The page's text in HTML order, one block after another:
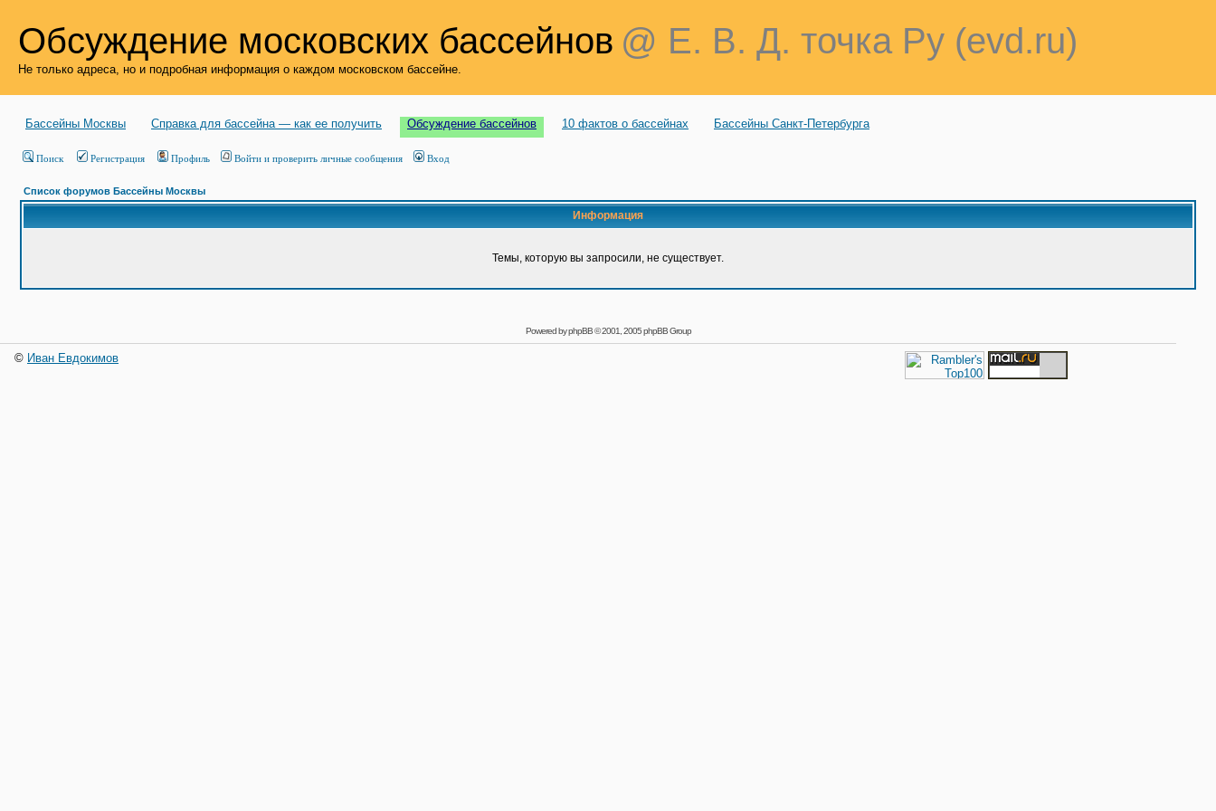
Обсуждение московских бассейнов @ Е. В. Д. точка Ру (evd.ru)
Не только адреса, но и подробная информация о каждом московском бассейне.
Бассейны Москвы Справка для бассейна — как ее получить Обсуждение бассейнов 10 фактов о бассейнах Бассейны Санкт-Петербурга
Поиск Регистрация Профиль Войти и проверить личные сообщения Вход
Список форумов Бассейны Москвы
Информация
Темы, которую вы запросили, не существует.
Powered byphpBB© 2001, 2005 phpBB Group
© Иван Евдокимов